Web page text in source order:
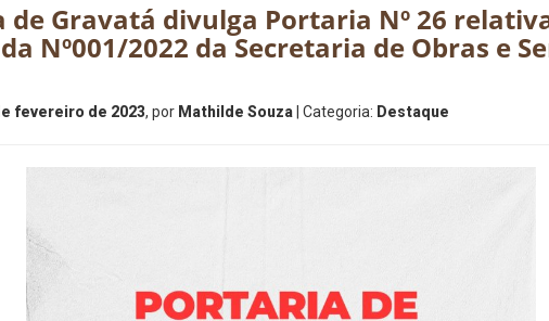
Gravatá divulga Portaria Nº 26
Nº001/2022 da Secretaria de Obras e
fevereiro de 2023, por Mathilde Souza | Categoria: Destaque